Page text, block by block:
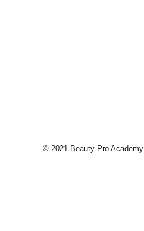
© 2021 Beauty Pro Academy